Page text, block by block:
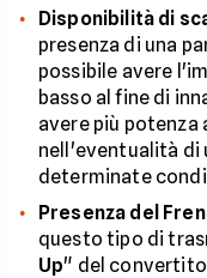
Disponibilità di
presenza di una
possibile avere
basso al fine di
avere più
nell'eventualità di
determinate
Presenza del
questo tipo di
Up" del